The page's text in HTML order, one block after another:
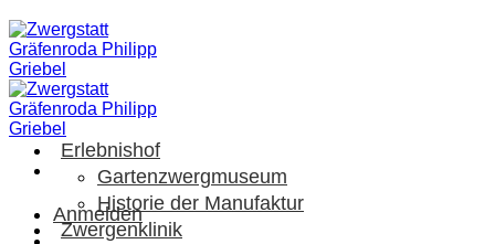
Zum
Inhalt
springen
Anmelden
Erlebnishof
Gartenzwergmuseum
Historie der Manufaktur
Zwergenklinik